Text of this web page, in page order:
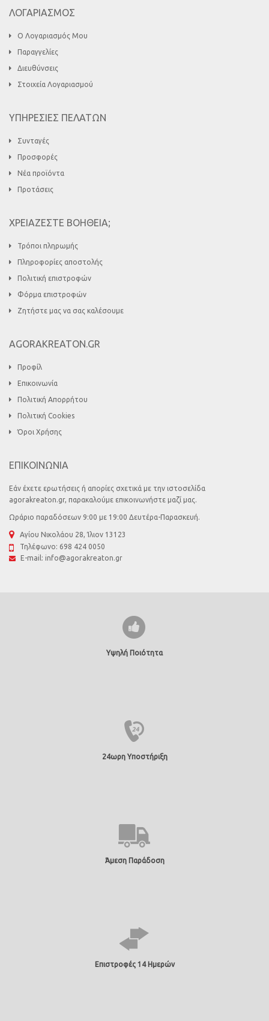
ΛΟΓΑΡΙΑΣΜΟΣ
Ο Λογαριασμός Μου
Παραγγελίες
Διευθύνσεις
Στοιχεία Λογαριασμού
ΥΠΗΡΕΣΙΕΣ ΠΕΛΑΤΩΝ
Συνταγές
Προσφορές
Νέα προϊόντα
Προτάσεις
ΧΡΕΙΑΖΕΣΤΕ ΒΟΗΘΕΙΑ;
Τρόποι πληρωμής
Πληροφορίες αποστολής
Πολιτική επιστροφών
Φόρμα επιστροφών
Ζητήστε μας να σας καλέσουμε
AGORAKREATON.GR
Προφίλ
Επικοινωνία
Πολιτική Απορρήτου
Πολιτική Cookies
Όροι Χρήσης
ΕΠΙΚΟΙΝΩΝΙΑ
Εάν έχετε ερωτήσεις ή απορίες σχετικά με την ιστοσελίδα
agorakreaton.gr, παρακαλούμε επικοινωνήστε μαζί μας.
Ωράριο παραδόσεων 9:00 με 19:00 Δευτέρα-Παρασκευή.
Αγίου Νικολάου 28, Ίλιον 13123
Τηλέφωνο: 698 424 0050
E-mail: info@agorakreaton.gr
Υψηλή Ποιότητα
24ωρη Υποστήριξη
Άμεση Παράδοση
Επιστροφές 14 Ημερών